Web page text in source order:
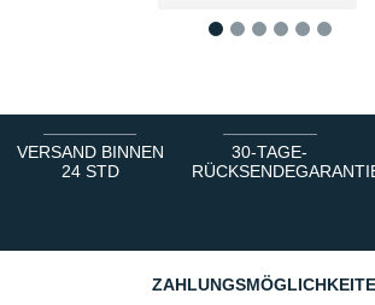
VERSAND BINNEN
24 STD
30-TAGE-